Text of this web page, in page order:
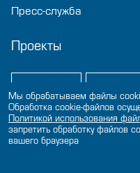
Пресс-служба
Проекты
Мы обрабатываем файлы
Обработка cookie-файлов
Политикой использования
запретить обработку файлов
вашего браузера